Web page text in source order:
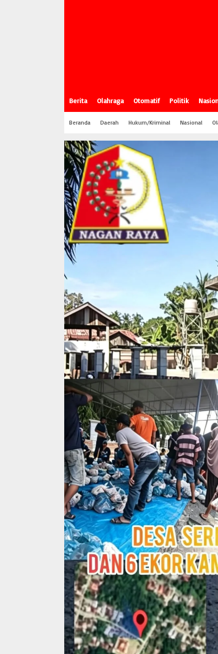
Berita Olahraga Otomatif Politik
Beranda Daerah Hukum/Kriminal Nasional